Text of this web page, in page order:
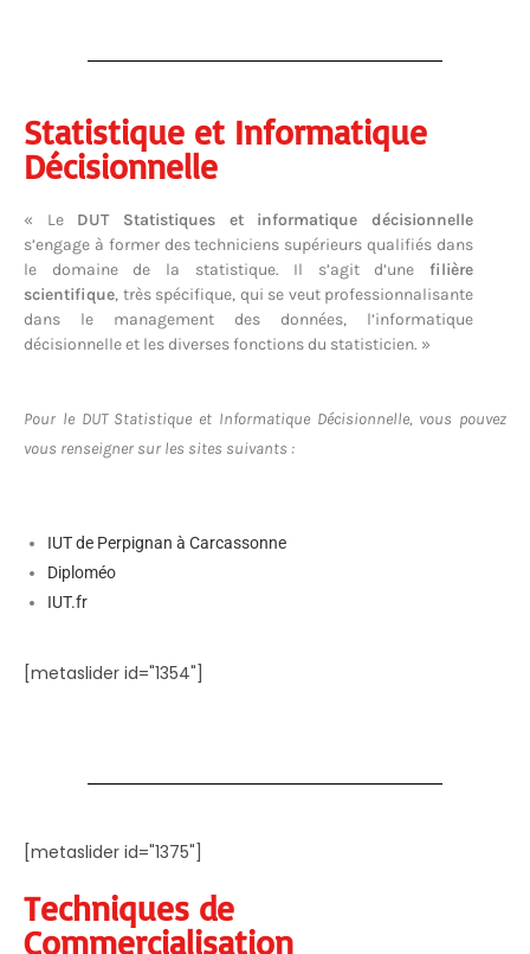
Statistique et Informatique
Décisionnelle
« Le DUT Statistiques et informatique décisionnelle
s’engage à former des techniciens supérieurs qualifiés dans
le domaine de la statistique. Il s’agit d’une filière
scientifique, très spécifique, qui se veut professionnalisante
dans le management des données, l’informatique
décisionnelle et les diverses fonctions du statisticien. »
Pour le DUT Statistique et Informatique Décisionnelle, vous pouvez
vous renseigner sur les sites suivants :
IUT de Perpignan à Carcassonne
Diploméo
IUT.fr
[metaslider id="1354"]
[metaslider id="1375"]
Techniques de
Commercialisation